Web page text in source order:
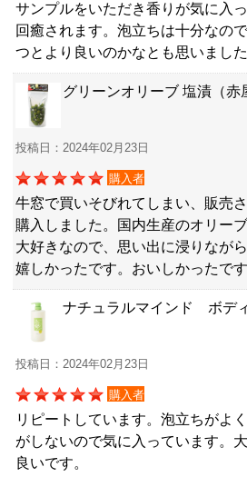
サンプルをいただき香りが気に入
回癒されます。泡立ちは十分なの
つとより良いのかなとも思いました
グリーンオリーブ 塩漬（赤
投稿日：2024年02月23日
購入者
牛窓で買いそびれてしまい、販売
購入しました。国内生産のオリー
大好きなので、思い出に浸りなが
嬉しかったです。おいしかったです
ナチュラルマインド ボデ
投稿日：2024年02月23日
購入者
リピートしています。泡立ちがよ
がしないので気に入っています。
良いです。